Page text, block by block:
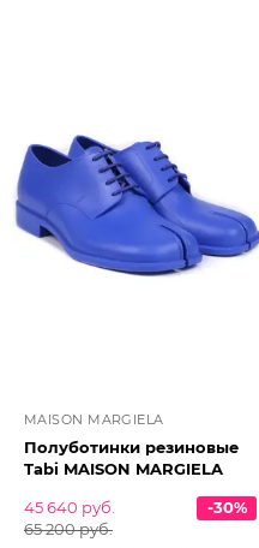
MAISON MARGIELA
Полуботинки резиновые
Tabi MAISON MARGIELA
45 640 руб.
65 200 руб.
-30%